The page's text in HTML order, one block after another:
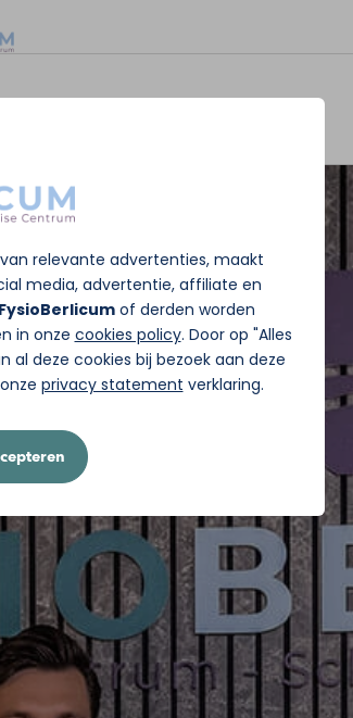
relevante advertenties, maakt
media, advertentie, affiliate en
FysioBerlicumof derden worden
in onze cookies policy. Door op "Alles
deze cookies bij bezoek aan deze
privacy statement verklaring.